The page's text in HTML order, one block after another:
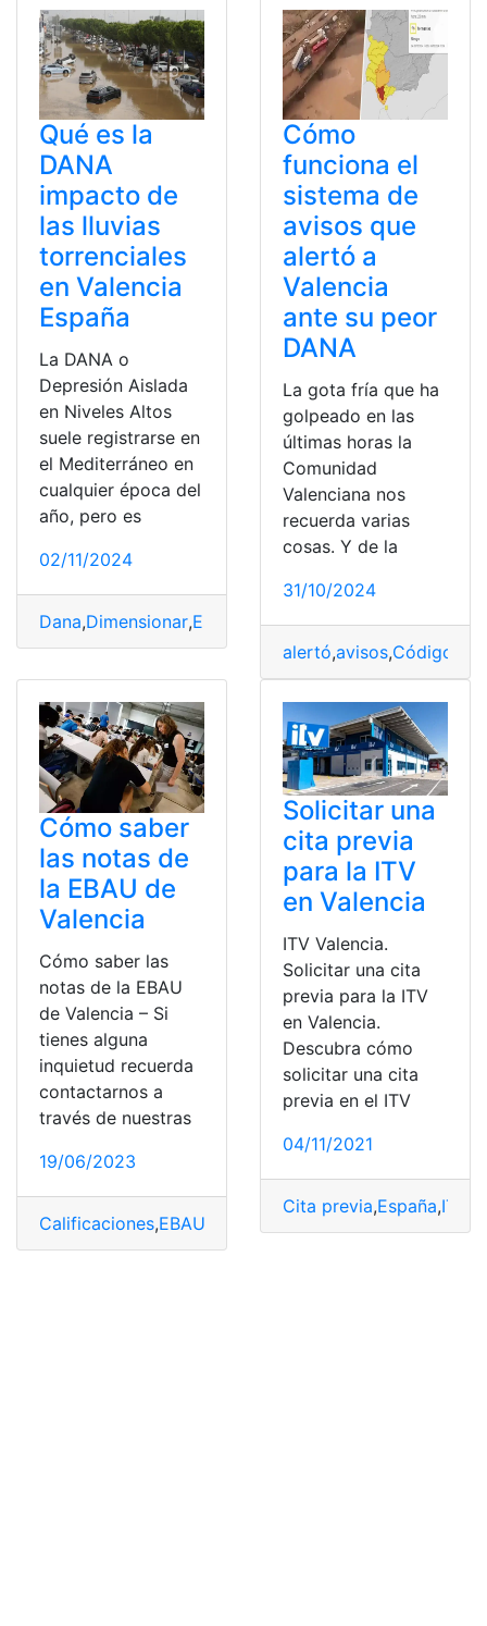
Qué es la
DANA
impacto de
las lluvias
torrenciales
en Valencia
España
La DANA o
Depresión Aislada
en Niveles Altos
suele registrarse en
el Mediterráneo en
cualquier época del
año, pero es
02/11/2024
Dana,Dimensionar,España impacto,Lluvias,torrenciales
Cómo
funciona el
sistema de
avisos que
alertó a
Valencia
ante su peor
DANA
La gota fría que ha
golpeado en las
últimas horas la
Comunidad
Valenciana nos
recuerda varias
cosas. Y de la
31/10/2024
alertó,avisos,Código
Cómo saber
las notas de
la EBAU de
Valencia
Cómo saber las
notas de la EBAU
de Valencia – Si
tienes alguna
inquietud recuerda
contactarnos a
través de nuestras
19/06/2023
Calificaciones,EBAU Notas Valencia
Solicitar una
cita previa
para la ITV
en Valencia
ITV Valencia.
Solicitar una cita
previa para la ITV
en Valencia.
Descubra cómo
solicitar una cita
previa en el ITV
04/11/2021
Cita previa,España,ITV